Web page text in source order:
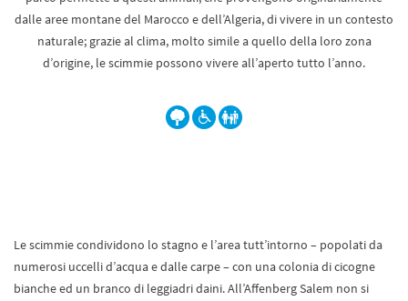
dalle aree montane del Marocco e dell’Algeria, di vivere in un contesto
naturale; grazie al clima, molto simile a quello della loro zona
d’origine, le scimmie possono vivere all’aperto tutto l’anno.
Le scimmie condividono lo stagno e l’area tutt’intorno – popolati da
numerosi uccelli d’acqua e dalle carpe – con una colonia di cicogne
bianche ed un branco di leggiadri daini. All’Affenberg Salem non si